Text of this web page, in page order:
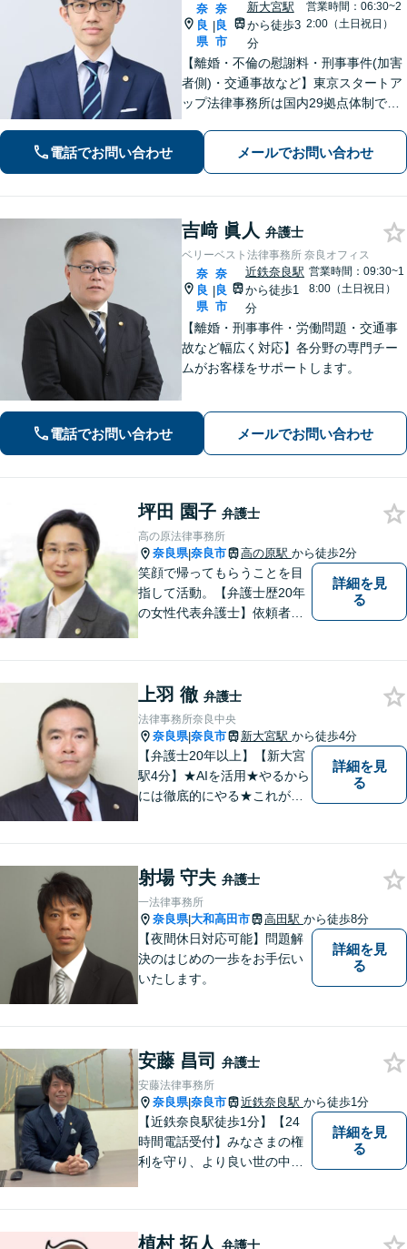
奈
良
県
|
奈
良
市
新大宮駅
から徒歩3
分
営業時間：06:30~2
2:00（土日祝日）
【離婚・不倫の慰謝料・刑事事件(加害
者側)・交通事故など】東京スタートア
ップ法律事務所は国内29拠点体制で全
対応(法律相談は完全予約制)】各分野で
専門性の高い弁護士が寄り添い解決を
電話でお問い合わせ メールでお問い合わせ
吉﨑 眞人 弁護士
ベリーベスト法律事務所 奈良オフィス
奈
良
県
|
奈
良
市
近鉄奈良駅
から徒歩1
分
営業時間：09:30~1
8:00（土日祝日）
【離婚・刑事事件・労働問題・交通事
故など幅広く対応】各分野の専門チー
ムがお客様をサポートします。
電話でお問い合わせ メールでお問い合わせ
坪田 園子 弁護士
高の原法律事務所
奈良県|奈良市 高の原駅 から徒歩2分
笑顔で帰ってもらうことを目
指して活動。【弁護士歴20年
の女性代表弁護士】依頼者の
お任せください！あなたのお
悩み、とことんお聞きしま
す。
詳細を見
る
上羽 徹 弁護士
法律事務所奈良中央
奈良県|奈良市 新大宮駅 から徒歩4分
【弁護士20年以上】【新大宮
駅4分】★AIを活用★やるから
には徹底的にやる★これが私
も惜しみません！「不安を安
心に」丁寧にサポートしま
す。お気軽にご相談ください
詳細を見
る
射場 守夫 弁護士
一法律事務所
奈良県|大和高田市 高田駅 から徒歩8分
【夜間休日対応可能】問題解
決のはじめの一歩をお手伝い
いたします。
詳細を見
る
安藤 昌司 弁護士
安藤法律事務所
奈良県|奈良市 近鉄奈良駅 から徒歩1分
【近鉄奈良駅徒歩1分】【24
時間電話受付】みなさまの権
利を守り、より良い世の中に
ています。法律トラブルでお
詳細を見
る
植村 拓人 弁護士